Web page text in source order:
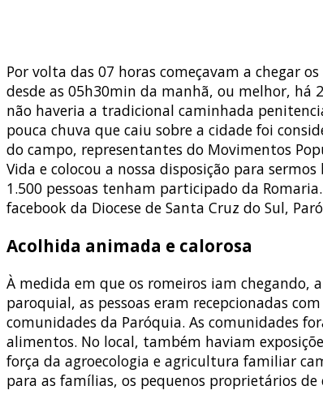
Por volta das 07 horas começavam a chegar
desde as 05h30min da manhã, ou melhor, há
não haveria a tradicional caminhada
pouca chuva que caiu sobre a cidade foi
do campo, representantes do Movimentos
Vida e colocou a nossa disposição para
1.500 pessoas tenham participado da
facebook da Diocese de Santa Cruz do Sul,
Acolhida animada e calorosa
À medida em que os romeiros iam chegando,
paroquial, as pessoas eram recepcionadas
comunidades da Paróquia. As comunidades
alimentos. No local, também haviam
força da agroecologia e agricultura familiar
para as famílias, os pequenos proprietários